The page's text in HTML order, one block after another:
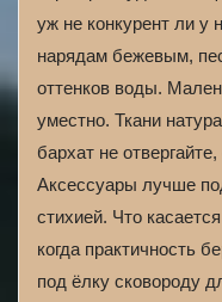
уж не конкурент ли у
нарядам бежевым,
оттенков воды.
уместно. Ткани
бархат не
Аксессуары лучше
стихией. Что
когда практичность
под ёлку сковороду